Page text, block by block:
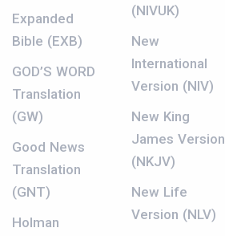
Expanded
Bible (EXB)
GOD’S WORD
Translation
(GW)
Good News
Translation
(GNT)
Holman
(NIVUK)
New
International
Version (NIV)
New King
James Version
(NKJV)
New Life
Version (NLV)